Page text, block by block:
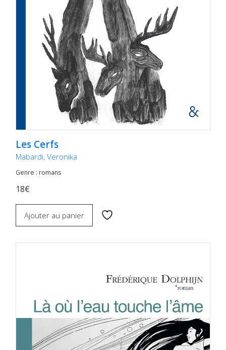
Les Cerfs
Mabardi, Veronika
Genre : romans
18€
Ajouter au panier